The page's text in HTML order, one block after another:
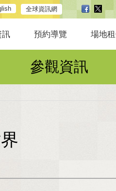
全球資訊網
訊 預約導覽 場地
參觀資訊